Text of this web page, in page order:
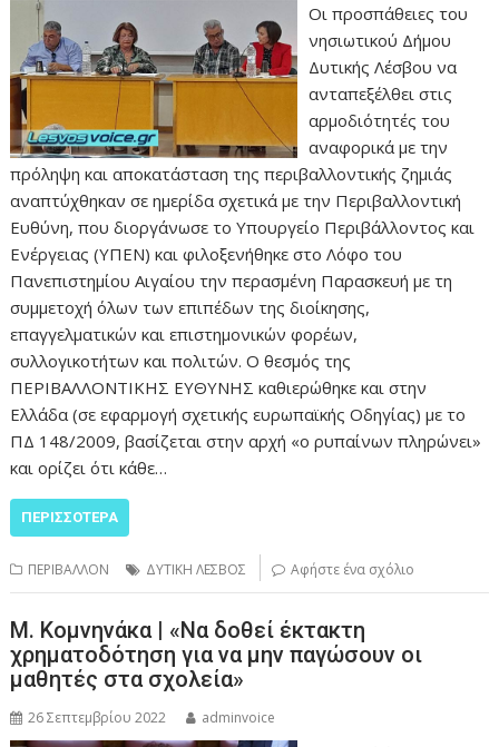
Οι προσπάθειες του
νησιωτικού Δήμου
Δυτικής Λέσβου να
ανταπεξέλθει στις
αρμοδιότητές του
αναφορικά με την
πρόληψη και αποκατάσταση της περιβαλλοντικής ζημιάς
αναπτύχθηκαν σε ημερίδα σχετικά με την Περιβαλλοντική
Ευθύνη, που διοργάνωσε το Υπουργείο Περιβάλλοντος και
Ενέργειας (ΥΠΕΝ) και φιλοξενήθηκε στο Λόφο του
Πανεπιστημίου Αιγαίου την περασμένη Παρασκευή με τη
συμμετοχή όλων των επιπέδων της διοίκησης,
επαγγελματικών και επιστημονικών φορέων,
συλλογικοτήτων και πολιτών. Ο θεσμός της
ΠΕΡΙΒΑΛΛΟΝΤΙΚΗΣ ΕΥΘΥΝΗΣ καθιερώθηκε και στην
Ελλάδα (σε εφαρμογή σχετικής ευρωπαϊκής Οδηγίας) με το
ΠΔ 148/2009, βασίζεται στην αρχή «ο ρυπαίνων πληρώνει»
και ορίζει ότι κάθε…
ΠΕΡΙΣΣΌΤΕΡΑ
ΠΕΡΙΒΑΛΛΟΝ ΔΥΤΙΚΗ ΛΕΣΒΟΣ Αφήστε ένα σχόλιο
Μ. Κομνηνάκα | «Να δοθεί έκτακτη
χρηματοδότηση για να μην παγώσουν οι
μαθητές στα σχολεία»
26 Σεπτεμβρίου 2022 adminvoice